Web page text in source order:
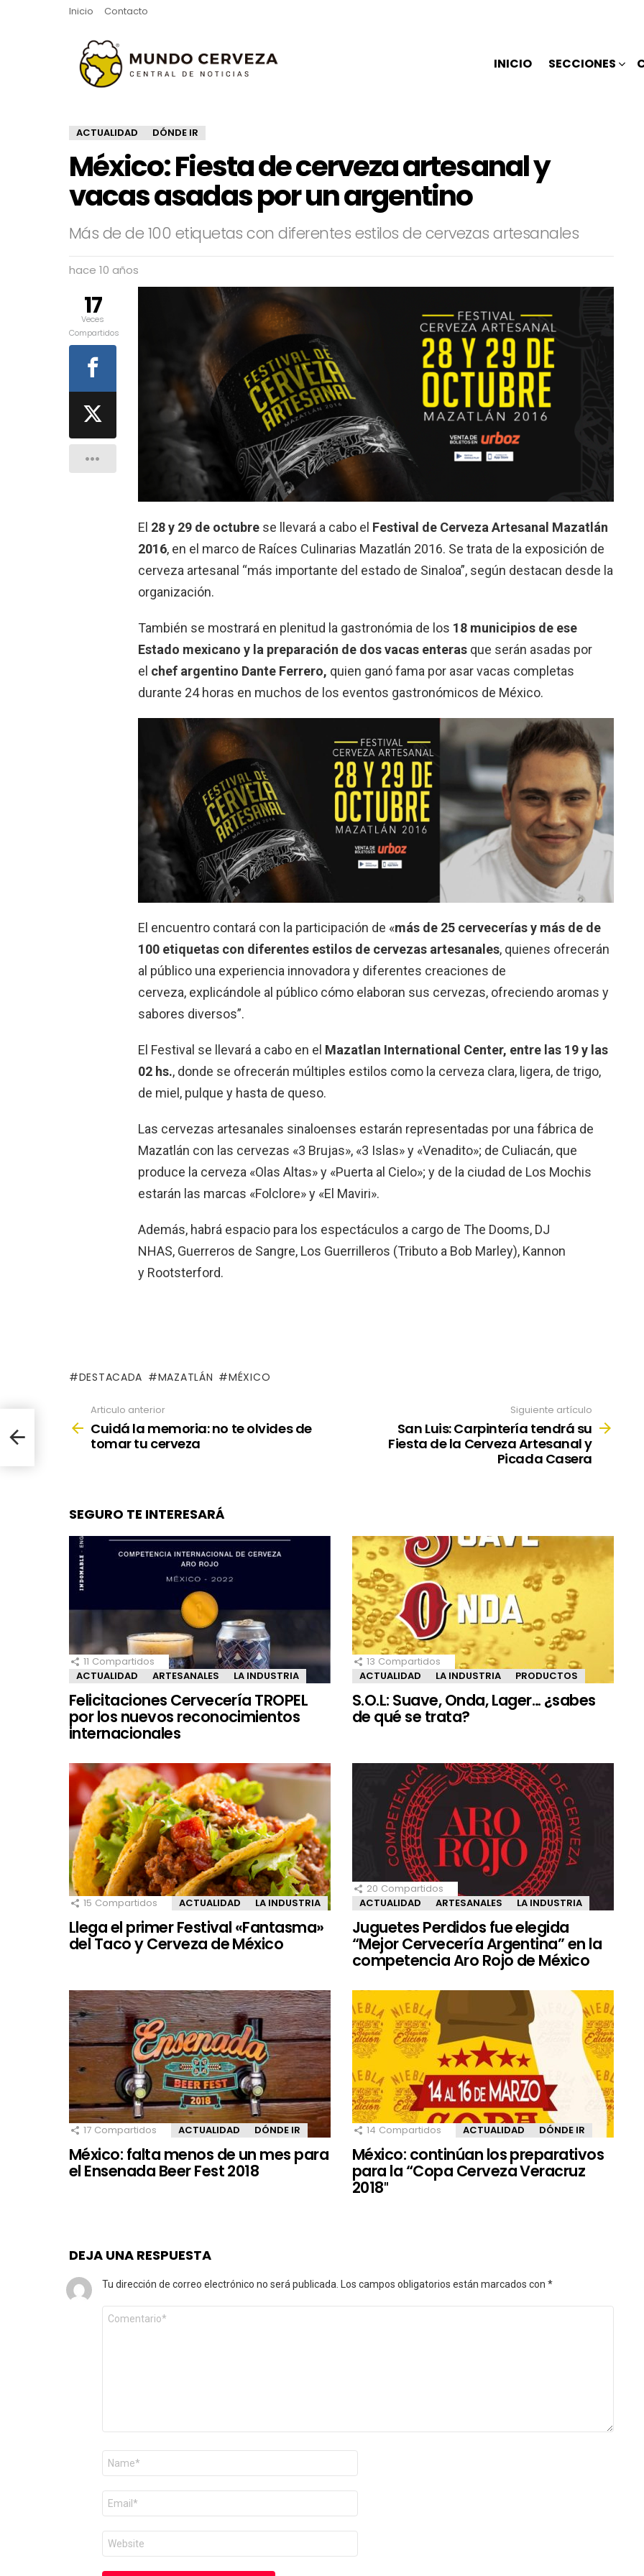
Inicio Contacto
INICIO SECCIONES
ACTUALIDAD DÓNDE IR
México: Fiesta de cerveza artesanal y
vacas asadas por un argentino
Más de de 100 etiquetas con diferentes estilos de cervezas artesanales
hace 10 años
El 28 y 29 de octubre se llevará a cabo el Festival de Cerveza Artesanal Mazatlán
2016, en el marco de Raíces Culinarias Mazatlán 2016. Se trata de la exposición de
cerveza artesanal “más importante del estado de Sinaloa”, según destacan desde la
organización.
También se mostrará en plenitud la gastronómia de los 18 municipios de ese
Estado mexicano y la preparación de dos vacas enteras que serán asadas por
el chef argentino Dante Ferrero, quien ganó fama por asar vacas completas
durante 24 horas en muchos de los eventos gastronómicos de México.
El encuentro contará con la participación de «más de 25 cervecerías y más de de
100 etiquetas con diferentes estilos de cervezas artesanales, quienes ofrecerán
al público una experiencia innovadora y diferentes creaciones de
cerveza, explicándole al público cómo elaboran sus cervezas, ofreciendo aromas y
sabores diversos”.
El Festival se llevará a cabo en el Mazatlan International Center, entre las 19 y las
02 hs., donde se ofrecerán múltiples estilos como la cerveza clara, ligera, de trigo,
de miel, pulque y hasta de queso.
Las cervezas artesanales sinaloenses estarán representadas por una fábrica de
Mazatlán con las cervezas «3 Brujas», «3 Islas» y «Venadito»; de Culiacán, que
produce la cerveza «Olas Altas» y «Puerta al Cielo»; y de la ciudad de Los Mochis
estarán las marcas «Folclore» y «El Maviri».
Además, habrá espacio para los espectáculos a cargo de The Dooms, DJ
NHAS, Guerreros de Sangre, Los Guerrilleros (Tributo a Bob Marley), Kannon
y Rootsterford.
17
Veces
Compartidos
DESTACADA MAZATLÁN MÉXICO
more
Articulo anterior
Cuidá la memoria: no te olvides de
tomar tu cerveza
Siguiente artículo
San Luis: Carpintería tendrá su
Fiesta de la Cerveza Artesanal y
Picada Casera
SEGURO TE INTERESARÁ
11 Compartidos
ACTUALIDAD
ARTESANALES LA INDUSTRIA
Felicitaciones Cervecería TROPEL
por los nuevos reconocimientos
internacionales
13 Compartidos
ACTUALIDAD
LA INDUSTRIA PRODUCTOS
S.O.L: Suave, Onda, Lager… ¿sabes
de qué se trata?
15 Compartidos ACTUALIDAD LA INDUSTRIA
Llega el primer Festival «Fantasma»
del Taco y Cerveza de México
20 Compartidos
ACTUALIDAD
ARTESANALES LA INDUSTRIA
Juguetes Perdidos fue elegida
“Mejor Cervecería Argentina” en la
competencia Aro Rojo de México
17 Compartidos ACTUALIDAD DÓNDE IR
México: falta menos de un mes para
el Ensenada Beer Fest 2018
14 Compartidos ACTUALIDAD DÓNDE IR
México: continúan los preparativos
para la “Copa Cerveza Veracruz
2018″
DEJA UNA RESPUESTA
Tu dirección de correo electrónico no será publicada. Los campos obligatorios están marcados con *
Comentario
Nombre
Correo
electrónico
*
Web